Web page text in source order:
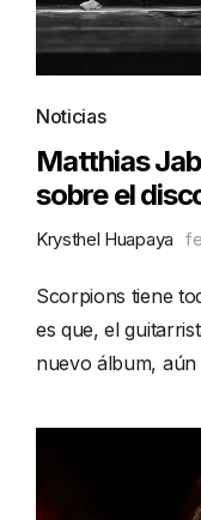
Noticias
Matthias
sobre el
Krysthel Huapaya
Scorpions tiene
es que, el
nuevo álbum,